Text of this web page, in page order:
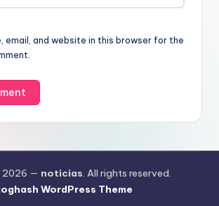
email, and website in this browser for the
2026 — noticias. All rights reserved.
WordPress Theme